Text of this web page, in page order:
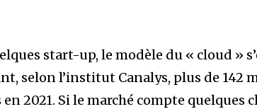
start-up, le modèle du « cloud »
selon l’institut Canalys, plus de 142
2021. Si le marché compte quelques